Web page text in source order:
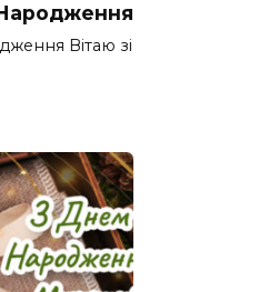
Вітаю зі